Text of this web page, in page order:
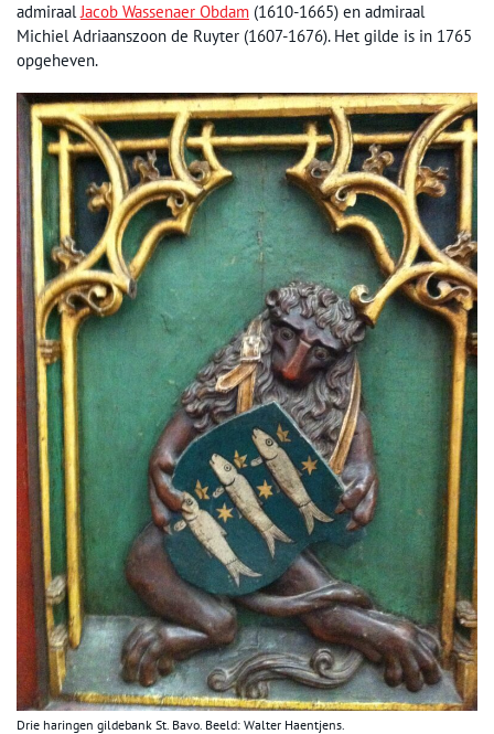
admiraalJacob Wassenaer Obdam (1610-1665) en admiraal
Michiel Adriaanszoon de Ruyter (1607-1676). Het gilde is in 1765
opgeheven.
Drie haringen gildebank St. Bavo. Beeld: Walter Haentjens.